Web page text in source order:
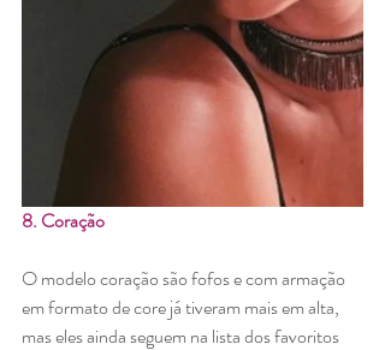
8. Coração
O modelo coração são fofos e com armação
em formato de core já tiveram mais em alta,
mas eles ainda seguem na lista dos favoritos